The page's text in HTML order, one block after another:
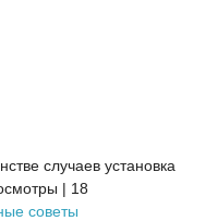
случаев установка
| 18
советы